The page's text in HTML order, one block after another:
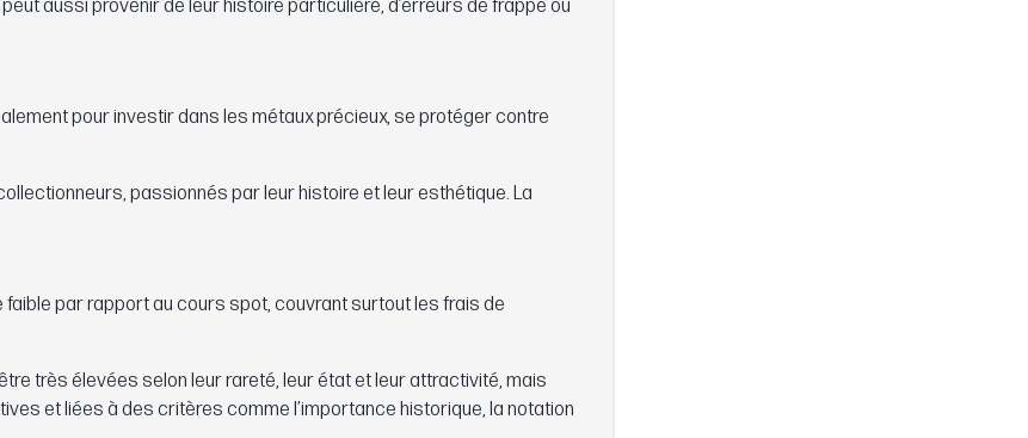
aussi provenir de leur histoire particulière, d’erreurs de frappe ou
pour investir dans les métaux précieux, se protéger contre
passionnés par leur histoire et leur esthétique. La
par rapport au cours spot, couvrant surtout les frais de
très élevées selon leur rareté, leur état et leur attractivité, mais
et liées à des critères comme l’importance historique, la notation